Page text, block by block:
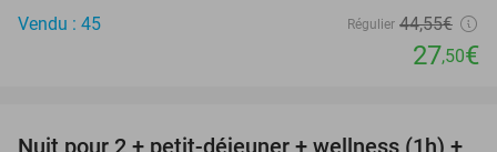
Vendu : 45
Régulier 44,55€
27,50€
Nuit pour 2 + petit-déjeuner + wellness (1h) +